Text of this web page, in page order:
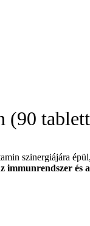
(90
szinergiájára
és